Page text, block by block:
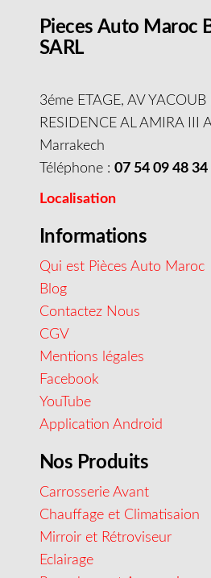
Pieces Auto Maroc
SARL
3éme ETAGE, AV
RESIDENCE AL AMIRA III
Marrakech
Téléphone : 07 54 09 48 34
Localisation
Informations
Qui est Pièces Auto Maroc
Blog
Contactez Nous
CGV
Mentions légales
Facebook
YouTube
Application Android
Nos Produits
Carrosserie Avant
Chauffage et Climatisaion
Mirroir et Rétroviseur
Eclairage